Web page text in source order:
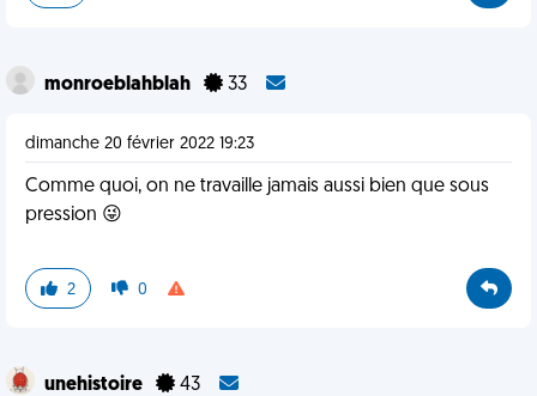
monroeblahblah 33
dimanche 20 février 2022 19:23
Comme quoi, on ne travaille jamais aussi bien que sous
pression 😜
2 0
unehistoire 43